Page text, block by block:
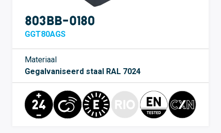
803BB-0180
GGT80AGS
Materiaal
Gegalvaniseerd staal RAL 7024